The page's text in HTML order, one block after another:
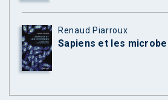
Renaud Piarroux
Sapiens et les